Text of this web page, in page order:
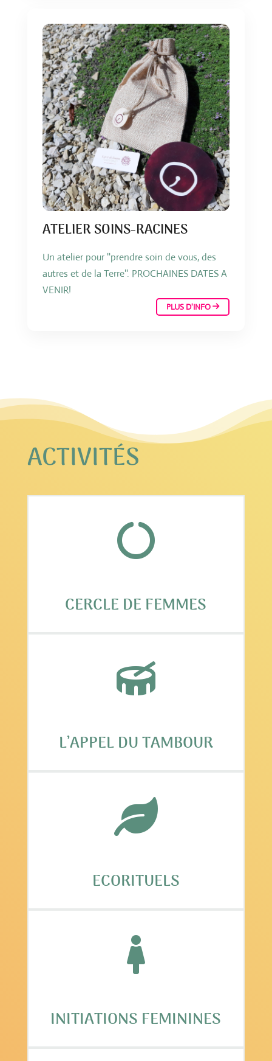
ATELIER SOINS-RACINES
Un atelier pour ''prendre soin de vous, des
autres et de la Terre''. PROCHAINES DATES A
VENIR!
PLUS D'INFO
ACTIVITÉS

CERCLE DE FEMMES

L’APPEL DU TAMBOUR

ECORITUELS

INITIATIONS FEMININES